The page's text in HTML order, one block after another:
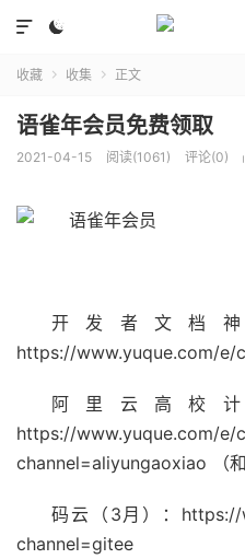


收藏  收集  正文
语雀年会员免费领取
2021-04-15 阅读(1061 ) 评论(0)
开发者文档
https://www.yuque.com/e/
阿里云高校
https://www.yuque.com/e/
channel=aliyungaoxiao （和
码云（3月）：https://
channel=gitee